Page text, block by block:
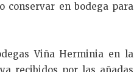
conservar en bodega para
Viña Herminia en la
recibidos por las añadas